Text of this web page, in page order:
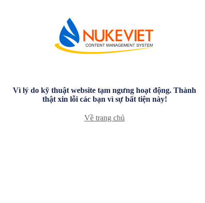
Vì lý do kỹ thuật website tạm ngưng hoạt động. Thành
thật xin lỗi các bạn vì sự bất tiện này!
Về trang chủ